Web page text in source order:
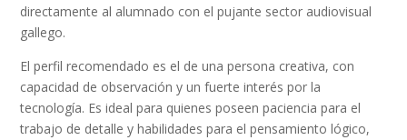
directamente al alumnado con el pujante sector audiovisual
gallego.
El perfil recomendado es el de una persona creativa, con
capacidad de observación y un fuerte interés por la
tecnología. Es ideal para quienes poseen paciencia para el
trabajo de detalle y habilidades para el pensamiento lógico,